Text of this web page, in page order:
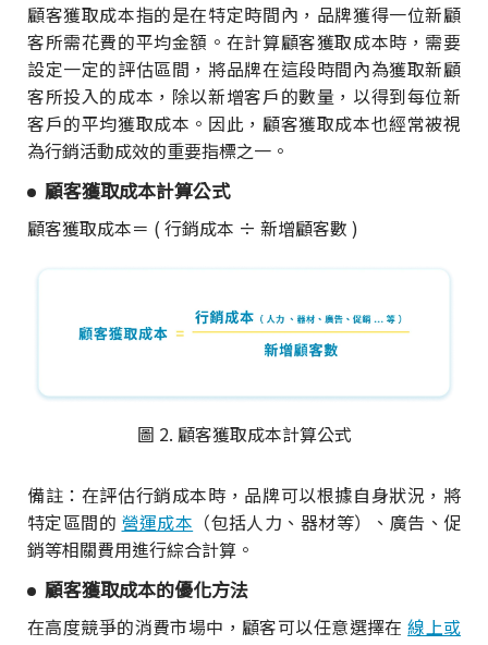
顧客獲取成本指的是在特定時間內，品牌獲得一位新顧
客所需花費的平均金額。在計算顧客獲取成本時，需要
設定一定的評估區間，將品牌在這段時間內為獲取新顧
客所投入的成本，除以新增客戶的數量，以得到每位新
客戶的平均獲取成本。因此，顧客獲取成本也經常被視
為行銷活動成效的重要指標之一。
顧客獲取成本計算公式
顧客獲取成本＝ ( 行銷成本 ÷ 新增顧客數 )
圖 2. 顧客獲取成本計算公式
備註：在評估行銷成本時，品牌可以根據自身狀況，將
特定區間的 營運成本 （包括人力、器材等）、廣告、促
銷等相關費用進行綜合計算。
顧客獲取成本的優化方法
在高度競爭的消費市場中，顧客可以任意選擇在線上或